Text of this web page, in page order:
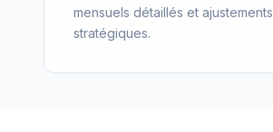
mensuels détaillés et ajustements
stratégiques.